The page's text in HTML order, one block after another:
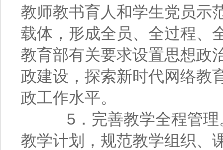
教师教书育人和学生党员示
载体，形成全员、全过程、
教育部有关要求设置思想政
政建设，探索新时代网络教
政工作水平。
5．完善教学全程管理
教学计划，规范教学组织、